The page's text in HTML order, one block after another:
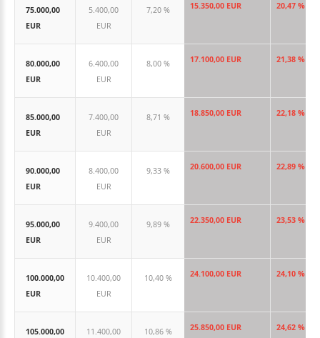
75.000,00
EUR
5.400,00
EUR
7,20 % 15.350,00 EUR 20,47 %
80.000,00
EUR
6.400,00
EUR
8,00 % 17.100,00 EUR 21,38 %
85.000,00
EUR
7.400,00
EUR
8,71 % 18.850,00 EUR 22,18 %
90.000,00
EUR
8.400,00
EUR
9,33 % 20.600,00 EUR 22,89 %
95.000,00
EUR
9.400,00
EUR
9,89 % 22.350,00 EUR 23,53 %
100.000,00
EUR
10.400,00
EUR
10,40 % 24.100,00 EUR 24,10 %
105.000,00
11.400,00
10,86 % 25.850,00 EUR 24,62 %